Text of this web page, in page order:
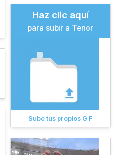
Haz clic aquí
para subir a Tenor
Sube tus propios GIF